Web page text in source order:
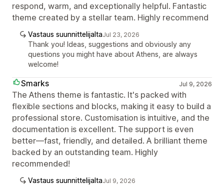
respond, warm, and exceptionally helpful. Fantastic
theme created by a stellar team. Highly recommend
Vastaus suunnittelijaltaJul 23, 2026
Thank you! Ideas, suggestions and obviously any
questions you might have about Athens, are always
welcome!
Smarks Jul 9, 2026
The Athens theme is fantastic. It's packed with
flexible sections and blocks, making it easy to build a
professional store. Customisation is intuitive, and the
documentation is excellent. The support is even
better—fast, friendly, and detailed. A brilliant theme
backed by an outstanding team. Highly
recommended!
Vastaus suunnittelijaltaJul 9, 2026